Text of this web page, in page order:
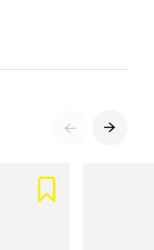
 
